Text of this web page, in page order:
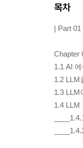
목차
| Part
Chapter
1.1 AI
1.2 LLM
1.3 LLM
1.4 LLM